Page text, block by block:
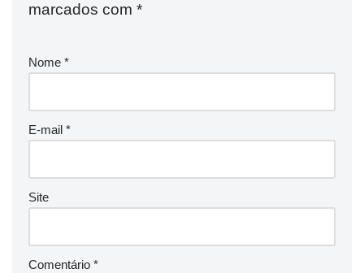
marcados com *
Nome *
E-mail *
Site
Comentário *